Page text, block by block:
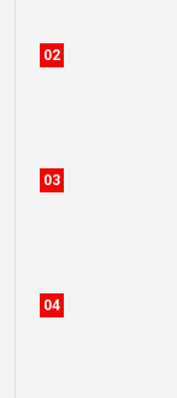
02
03
04